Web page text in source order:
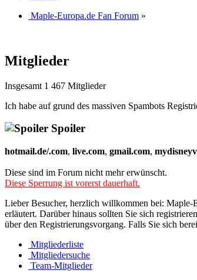
Maple-Europa.de Fan Forum »
Mitglieder
Insgesamt 1 467 Mitglieder
Ich habe auf grund des massiven Spambots
Spoiler
hotmail.de/.com, live.com, gmail.com,
Diese sind im Forum nicht mehr erwünscht.
Diese Sperrung ist vorerst dauerhaft.
Lieber Besucher, herzlich willkommen bei: Maple-
erläutert. Darüber hinaus sollten Sie sich
über den Registrierungsvorgang. Falls Sie sich
Mitgliederliste
Mitgliedersuche
Team-Mitglieder